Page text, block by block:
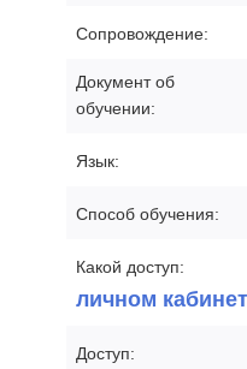
Сопровождение:
Документ об
обучении:
Язык:
Способ обучения:
Какой доступ:
личном
Доступ: